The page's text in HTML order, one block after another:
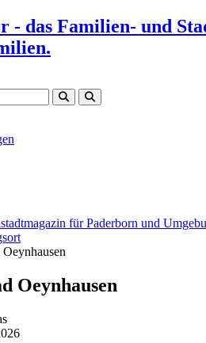
- das Familien- und
für Paderborn und
Oeynhausen